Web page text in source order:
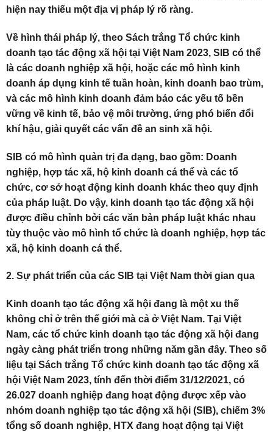
hiện nay thiếu một địa vị pháp lý rõ ràng.
Về hình thái pháp lý, theo Sách trắng Tổ chức kinh
doanh tạo tác động xã hội tại Việt Nam 2023, SIB có thể
là các doanh nghiệp xã hội, hoặc các mô hình kinh
doanh áp dụng kinh tế tuần hoàn, kinh doanh bao trùm,
và các mô hình kinh doanh đảm bảo các yếu tố bền
vững về kinh tế, bảo vệ môi trường, ứng phó biến đổi
khí hậu, giải quyết các vấn đề an sinh xã hội.
SIB có mô hình quản trị đa dạng, bao gồm: Doanh
nghiệp, hợp tác xã, hộ kinh doanh cá thể và các tổ
chức, cơ sở hoạt động kinh doanh khác theo quy định
của pháp luật. Do vậy, kinh doanh tạo tác động xã hội
được điều chỉnh bởi các văn bản pháp luật khác nhau
tùy thuộc vào mô hình tổ chức là doanh nghiệp, hợp tác
xã, hộ kinh doanh cá thể.
2. Sự phát triển của các SIB tại Việt Nam thời gian qua
Kinh doanh tạo tác động xã hội đang là một xu thế
không chỉ ở trên thế giới mà cả ở Việt Nam. Tại Việt
Nam, các tổ chức kinh doanh tạo tác động xã hội đang
ngày càng phát triển trong những năm gần đây. Theo số
liệu tại Sách trắng Tổ chức kinh doanh tạo tác động xã
hội Việt Nam 2023, tính đến thời điểm 31/12/2021, có
26.027 doanh nghiệp đang hoạt động được xếp vào
nhóm doanh nghiệp tạo tác động xã hội (SIB), chiếm 3%
tổng số doanh nghiệp, HTX đang hoạt động tại Việt